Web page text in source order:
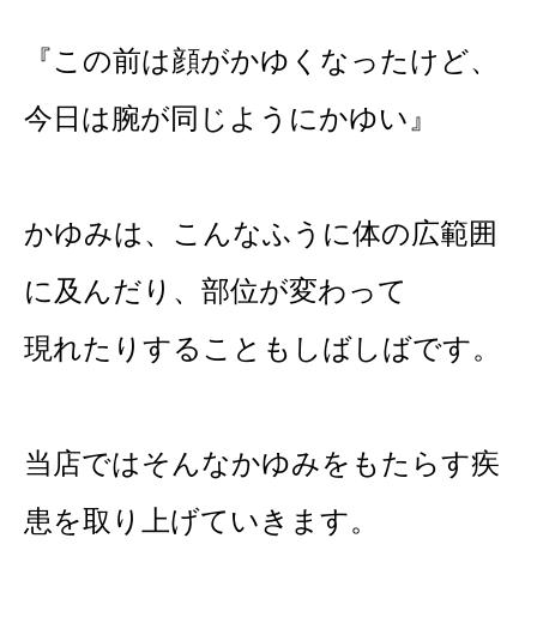
『この前は顔がかゆくなったけど、
今日は腕が同じようにかゆい』
かゆみは、こんなふうに体の広範囲
に及んだり、部位が変わって
現れたりすることもしばしばです。
当店ではそんなかゆみをもたらす疾
患を取り上げていきます。